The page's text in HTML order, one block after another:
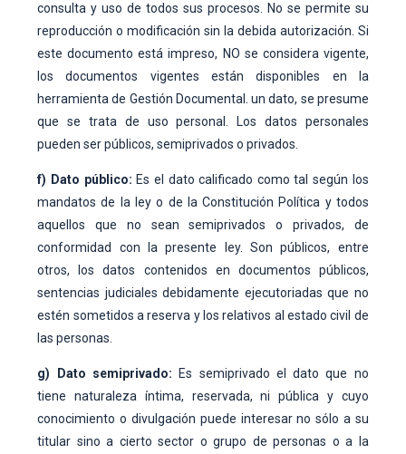
consulta y uso de todos sus procesos. No se permite su
reproducción o modificación sin la debida autorización. Si
este documento está impreso, NO se considera vigente,
los documentos vigentes están disponibles en la
herramienta de Gestión Documental. un dato, se presume
que se trata de uso personal. Los datos personales
pueden ser públicos, semiprivados o privados.
f) Dato público: Es el dato calificado como tal según los
mandatos de la ley o de la Constitución Política y todos
aquellos que no sean semiprivados o privados, de
conformidad con la presente ley. Son públicos, entre
otros, los datos contenidos en documentos públicos,
sentencias judiciales debidamente ejecutoriadas que no
estén sometidos a reserva y los relativos al estado civil de
las personas.
g) Dato semiprivado: Es semiprivado el dato que no
tiene naturaleza íntima, reservada, ni pública y cuyo
conocimiento o divulgación puede interesar no sólo a su
titular sino a cierto sector o grupo de personas o a la